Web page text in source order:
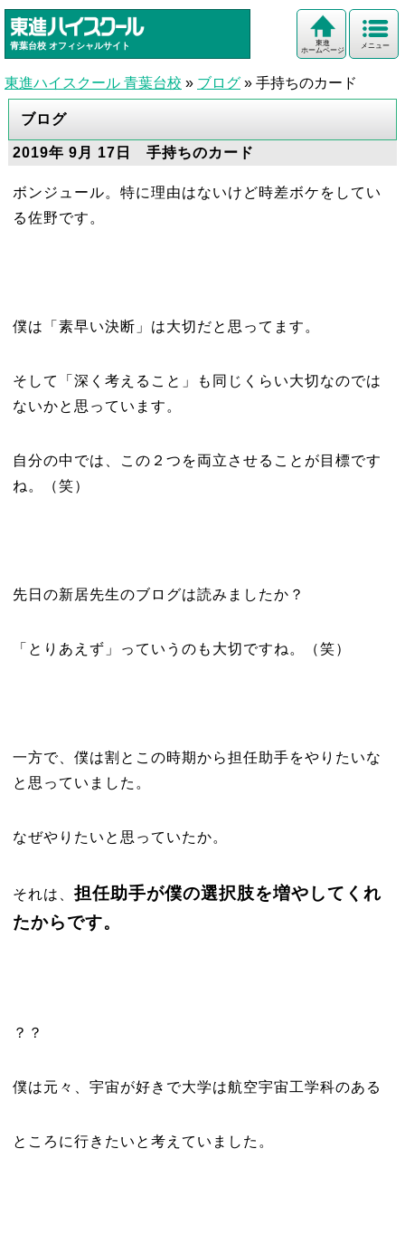
青葉台校 オフィシャルサイト メニュー
東進
ホームページ
東進ハイスクール 青葉台校 » ブログ » 手持ちのカード
ブログ
2019年 9月 17日 手持ちのカード
ボンジュール。特に理由はないけど時差ボケをしてい
る佐野です。
僕は「素早い決断」は大切だと思ってます。
そして「深く考えること」も同じくらい大切なのでは
ないかと思っています。
自分の中では、この２つを両立させることが目標です
ね。（笑）
先日の新居先生のブログは読みましたか？
「とりあえず」っていうのも大切ですね。（笑）
一方で、僕は割とこの時期から担任助手をやりたいな
と思っていました。
なぜやりたいと思っていたか。
それは、 担任助手が僕の選択肢を増やしてくれ
たからです。
？？
僕は元々、宇宙が好きで大学は航空宇宙工学科のある
ところに行きたいと考えていました。